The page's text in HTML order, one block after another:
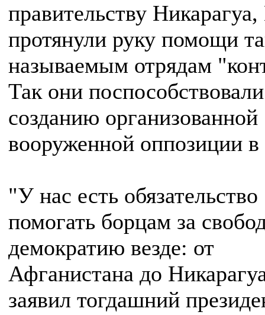
правительству
протянули руку помощи
называемым отрядам
Так они поспособствовали
созданию организованной
вооруженной оппозиции в
"У нас есть обязательство
помогать борцам за
демократию везде: от
Афганистана до
заявил тогдашний